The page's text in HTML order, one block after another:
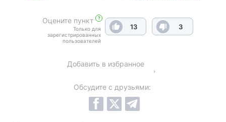
Оцените пункт ?
Только для
зарегистрированных
пользователей
13 3
Добавить в избранное
Обсудите с друзьями: